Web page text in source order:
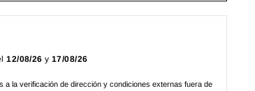
12/08/26 y 17/08/26
a la verificación de dirección y condiciones externas fuera de